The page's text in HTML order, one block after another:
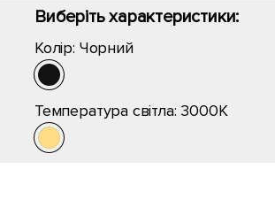
Виберіть характеристики:
Колір: Чорний
Температура світла: 3000K